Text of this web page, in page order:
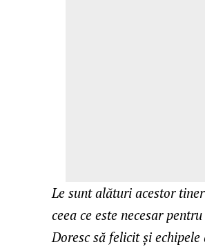
Le sunt alături acestor
ceea ce este necesar
Doresc să felicit și